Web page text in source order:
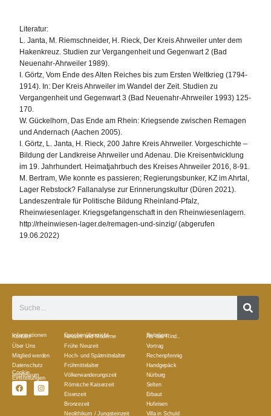
Literatur:
L. Janta, M. Riemschneider, H. Rieck, Der Kreis Ahrweiler unter dem
Hakenkreuz. Studien zur Vergangenheit und Gegenwart 2 (Bad
Neuenahr-Ahrweiler 1989).
I. Görtz, Vom Ende des Alten Reiches bis zum Ersten Weltkrieg (1794-
1914). In: Der Kreis Ahrweiler im Wandel der Zeit. Studien zu
Vergangenheit und Gegenwart 3 (Bad Neuenahr-Ahrweiler 1993) 125-
170.
W. Gückelhorn, Das Ende am Rhein: Kriegsende zwischen Remagen
und Andernach (Aachen 2005).
I. Görtz, L. Janta, H. Rieck, 200 Jahre Kreis Ahrweiler. Vorgeschichte –
Bildung der Landkreise Ahrweiler und Adenau. Die Kreisentwicklung
im 19. Jahrhundert. Heimatjahrbuch des Kreises Ahrweiler 2016, 8-91.
M. Bertram, Wie konnte es passieren; Regierungsbunker, KZ im Ahrtal,
Lager Rebstock? Fallanalyse zur Erinnerungskultur (Düren 2021).
Landeszentrale für Politische Bildung Rheinland-Pfalz,
Rheinwiesenlager. Kriegsgefangenschaft in den Rheinwiesenlagern.
http://rheinwiesen-lager.de/remagen-und-sinzig/ (abgerufen
19.06.2022)
Informationen
Kontakt
Über Uns
Mitglied werden
Datenschutz
Impressum
Cookie
Einstellungen
Epochenübersicht
Neuzeit und Moderne
Frühe Neuzeit
Hoch- und Spätmittelalter
Frühmittelalter
Völkerwanderungszeit
Römische Kaiserzeit
Eisenzeit
Bronzezeit
Neolithikum / Jungsteinzeit
Beiträge
Als das Rind..
Vortrag
Rechenpfennig
Handgepäck
Nürburg
Selten
Erbaut
Hufeisen
Villa in Schuld